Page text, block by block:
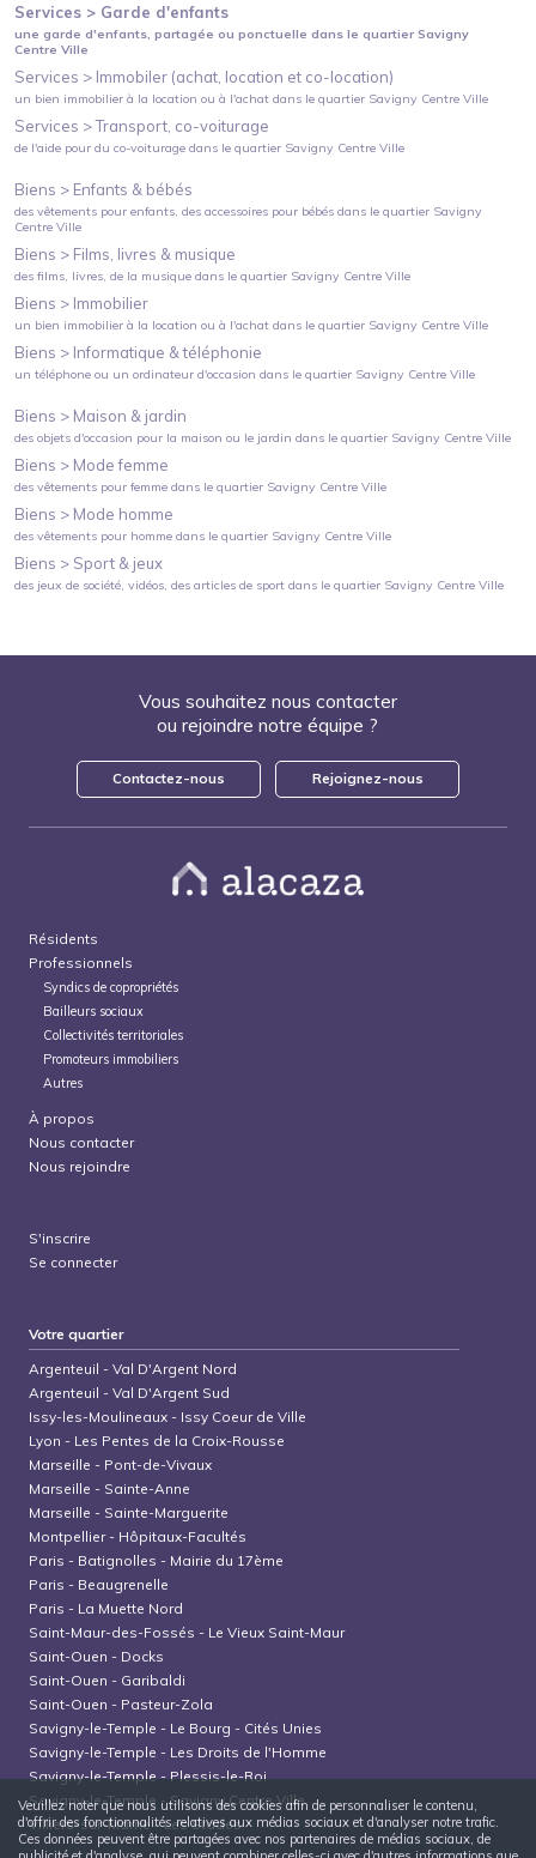
Services > Garde d'enfants
une garde d'enfants, partagée ou ponctuelle dans le quartier Savigny
Centre Ville
Services > Immobiler (achat, location et co-location)
un bien immobilier à la location ou à l'achat dans le quartier Savigny Centre Ville
Services >Transport, co-voiturage
de l'aide pour du co-voiturage dans le quartier Savigny Centre Ville
Biens > Enfants & bébés
des vêtements pour enfants, des accessoires pour bébés dans le quartier Savigny
Centre Ville
Biens > Films, livres & musique
des films, livres, de la musique dans le quartier Savigny Centre Ville
Biens > Immobilier
un bien immobilier à la location ou à l'achat dans le quartier Savigny Centre Ville
Biens > Informatique & téléphonie
un téléphone ou un ordinateur d'occasion dans le quartier Savigny Centre Ville
Biens > Maison & jardin
des objets d'occasion pour la maison ou le jardin dans le quartier Savigny Centre Ville
Biens > Mode femme
des vêtements pour femme dans le quartier Savigny Centre Ville
Biens > Mode homme
des vêtements pour homme dans le quartier Savigny Centre Ville
Biens > Sport & jeux
des jeux de société, vidéos, des articles de sport dans le quartier Savigny Centre Ville
Vous souhaitez nous contacter
ou rejoindre notre équipe ?
Contactez-nous Rejoignez-nous
Résidents
Professionnels
Syndics de copropriétés
Bailleurs sociaux
Collectivités territoriales
Promoteurs immobiliers
Autres
À propos
Nous contacter
Nous rejoindre
S'inscrire
Se connecter
Votre quartier
Argenteuil -Val D'Argent Nord
Argenteuil -Val D'Argent Sud
Issy-les-Moulineaux - Issy Coeur de Ville
Lyon - Les Pentes de la Croix-Rousse
Marseille - Pont-de-Vivaux
Marseille - Sainte-Anne
Marseille - Sainte-Marguerite
Montpellier- Hôpitaux-Facultés
Paris - Batignolles - Mairie du 17ème
Paris - Beaugrenelle
Paris - La Muette Nord
Saint-Maur-des-Fossés - Le Vieux Saint-Maur
Saint-Ouen - Docks
Saint-Ouen - Garibaldi
Saint-Ouen - Pasteur-Zola
Savigny-le-Temple - Le Bourg - Cités Unies
Savigny-le-Temple - Les Droits de l'Homme
Savigny-le-Temple-Plessis-le-Roi
Savigny-le-Temple -Savigny Centre Ville
Villiers-sur-Marne-Les Stades
Veuillez noter que nous utilisons des cookies afin de personnaliser le contenu,
d'offrir des fonctionnalités relatives aux médias sociaux et d'analyser notre trafic.
Ces données peuvent être partagées avec nos partenaires de médias sociaux, de